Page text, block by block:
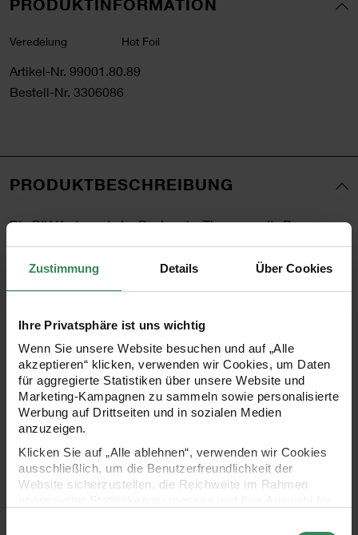
Zustimmung Details Über Cookies
Ihre Privatsphäre ist uns wichtig
Wenn Sie unsere Website besuchen und auf „Alle
akzeptieren“ klicken, verwenden wir Cookies, um Daten
für aggregierte Statistiken über unsere Website und
Marketing-Kampagnen zu sammeln sowie personalisierte
Werbung auf Drittseiten und in sozialen Medien
anzuzeigen.
Klicken Sie auf „Alle ablehnen“, verwenden wir Cookies
ausschließlich, um die Benutzerfreundlichkeit der
Website sicherzustellen, die Reichweite im Rahmen
PRODUKTINFORMATION
Veredelung Hot Foil
Artikel-Nr. 99001.80.89
Bestell-Nr. 3306086
PRODUKTBESCHREIBUNG
Die DIY-Kartensets im Design der Themenwelt „Bunny
Hop“ laden zum grenzenlosen Gestalten ein. Neben einer
Karte und dem passenden Umschlag ist alles, was Sie
zum Individualisieren und Personalisieren der Karte
benötigen, in der Packung enthalten: Konfetti zum
Beilegen, das für unerwartete Überraschung beim
Empfänger sorgt, sowie vielseitig verwendbare Sticker für
verschiedene Anlässe. Mit den Aufklebern lässt sich die
Karte, aber auch der Umschlag verzieren. Die Karten sind
mit Folieneffekten veredelt. Damit machen Sie garantiert
jedem eine Freude!
Design: Bunny Hop, Hasen im Feld